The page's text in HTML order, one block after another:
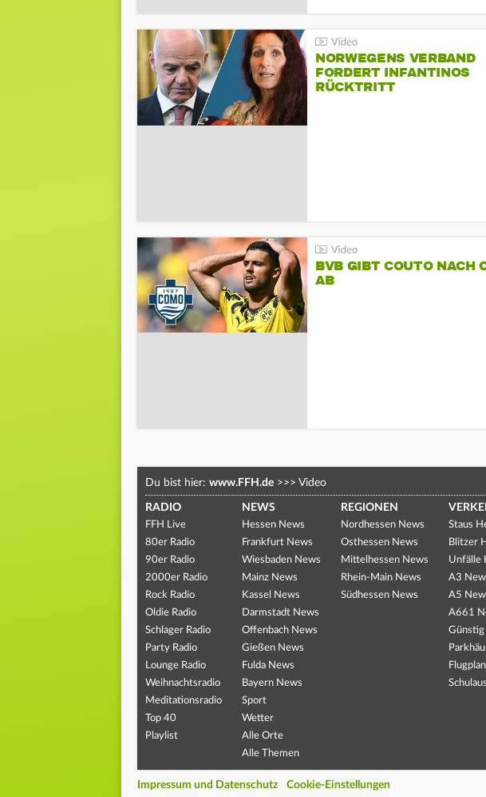
NORWEGENS VERBAND
FORDERT INFANTINOS
RÜCKTRITT
BVB GIBT COUTO NACH
AB
Du bist hier: www.FFH.de >>> Video
RADIO
FFH Live
80er Radio
90er Radio
2000er Radio
Rock Radio
Oldie Radio
Schlager Radio
Party Radio
Lounge Radio
Weihnachtsradio
Meditationsradio
Top 40
Playlist
NEWS
Hessen News
Frankfurt News
Wiesbaden News
Mainz News
Kassel News
Darmstadt News
Offenbach News
Gießen News
Fulda News
Bayern News
Sport
Wetter
Alle Orte
Alle Themen
REGIONEN
Nordhessen News
Osthessen News
Mittelhessen News
Rhein-Main News
Südhessen News
Staus
Blitzer
Unfälle
A3
A5
A661
Günstig
Impressum und Datenschutz Cookie-Einstellungen